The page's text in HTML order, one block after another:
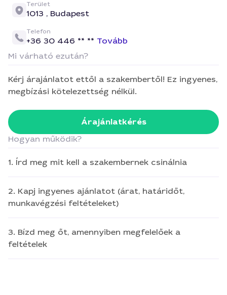
Terület
1013 , Budapest
Telefon
+36 30 446 ** ** Tovább
Mi várható ezután?
Kérj árajánlatot ettől a szakembertől! Ez ingyenes,
megbízási kötelezettség nélkül.
Árajánlatkérés
Hogyan működik?
1. Írd meg mit kell a szakembernek csinálnia
2. Kapj ingyenes ajánlatot (árat, határidőt,
munkavégzési feltételeket)
3. Bízd meg őt, amennyiben megfelelőek a
feltételek